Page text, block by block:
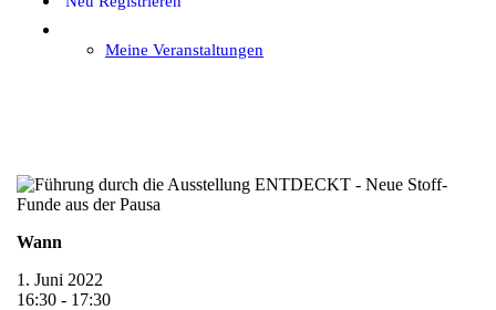
Meine Veranstaltungen
Wann
1. Juni 2022
16:30 - 17:30